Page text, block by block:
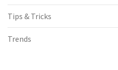
Tips & Tricks
Trends